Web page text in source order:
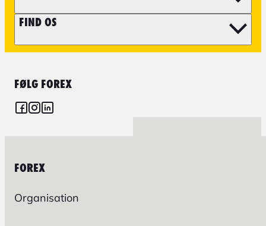
FIND OS
FØLG FOREX
FOREX
Organisation